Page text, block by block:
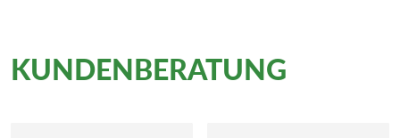
KUNDENBERATUNG